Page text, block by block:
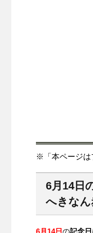
※「本ページは
6月14日
へきな
6月14日の記念日